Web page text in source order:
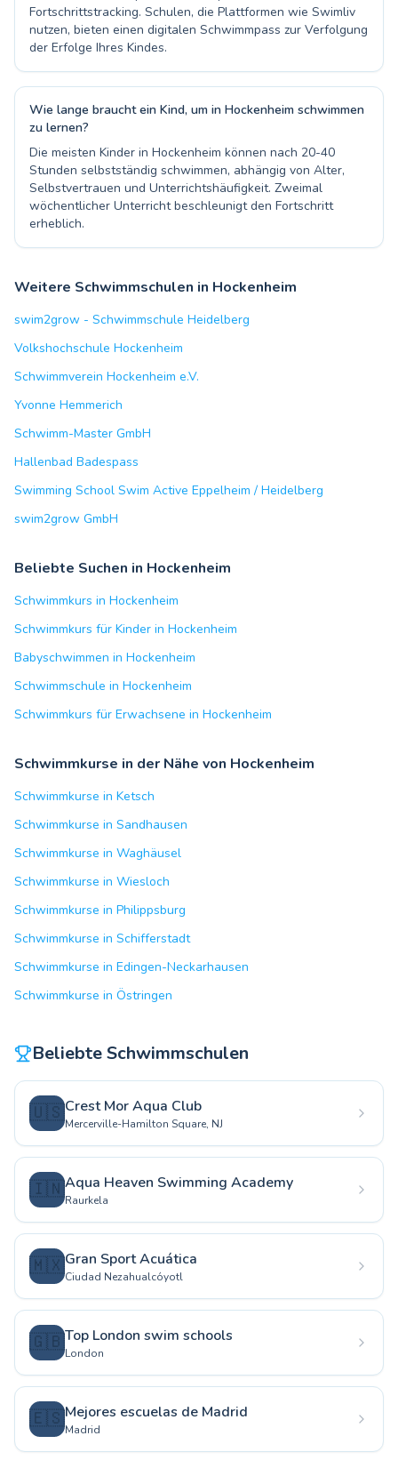
Fortschrittstracking. Schulen, die Plattformen wie Swimliv
nutzen, bieten einen digitalen Schwimmpass zur Verfolgung
der Erfolge Ihres Kindes.
Wie lange braucht ein Kind, um in Hockenheim schwimmen
zu lernen?
Die meisten Kinder in Hockenheim können nach 20-40
Stunden selbstständig schwimmen, abhängig von Alter,
Selbstvertrauen und Unterrichtshäufigkeit. Zweimal
wöchentlicher Unterricht beschleunigt den Fortschritt
erheblich.
Weitere Schwimmschulen in Hockenheim
swim2grow - Schwimmschule Heidelberg
Volkshochschule Hockenheim
Schwimmverein Hockenheim e.V.
Yvonne Hemmerich
Schwimm-Master GmbH
Hallenbad Badespass
Swimming School Swim Active Eppelheim / Heidelberg
swim2grow GmbH
Beliebte Suchen in Hockenheim
Schwimmkurs in Hockenheim
Schwimmkurs für Kinder in Hockenheim
Babyschwimmen in Hockenheim
Schwimmschule in Hockenheim
Schwimmkurs für Erwachsene in Hockenheim
Schwimmkurse in der Nähe von Hockenheim
Schwimmkurse in Ketsch
Schwimmkurse in Sandhausen
Schwimmkurse in Waghäusel
Schwimmkurse in Wiesloch
Schwimmkurse in Philippsburg
Schwimmkurse in Schifferstadt
Schwimmkurse in Edingen-Neckarhausen
Schwimmkurse in Östringen
Beliebte Schwimmschulen
🇺🇸Crest Mor Aqua Club
Mercerville-Hamilton Square, NJ
🇮🇳Aqua Heaven Swimming Academy
Raurkela
🇲🇽Gran Sport Acuática
Ciudad Nezahualcóyotl
🇬🇧Top London swim schools
London
🇪🇸Mejores escuelas de Madrid
Madrid